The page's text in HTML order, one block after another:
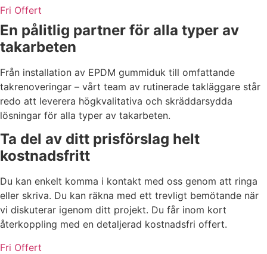
Fri Offert
En pålitlig partner för alla typer av
takarbeten
Från installation av EPDM gummiduk till omfattande
takrenoveringar – vårt team av rutinerade takläggare står
redo att leverera högkvalitativa och skräddarsydda
lösningar för alla typer av takarbeten.
Ta del av ditt prisförslag helt
kostnadsfritt
Du kan enkelt komma i kontakt med oss genom att ringa
eller skriva. Du kan räkna med ett trevligt bemötande när
vi diskuterar igenom ditt projekt. Du får inom kort
återkoppling med en detaljerad kostnadsfri offert.
Fri Offert